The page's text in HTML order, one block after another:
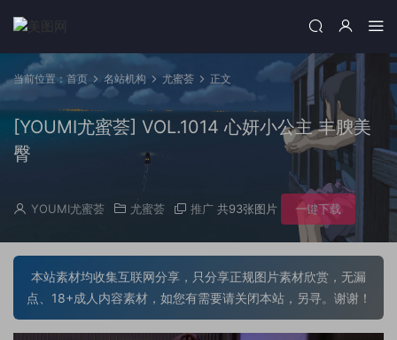
当前位置： 首页 名站机构 尤蜜荟 正文
[YOUMI尤蜜荟] VOL.1014 心妍小公主 丰腴美
臀
YOUMI尤蜜荟 尤蜜荟 推广 共93张图片 一键下载
本站素材均收集互联网分享，只分享正规图片素材欣赏，无漏
点、18+成人内容素材，如您有需要请关闭本站，另寻。谢谢！